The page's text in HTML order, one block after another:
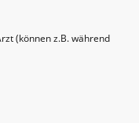
(können z.B. während